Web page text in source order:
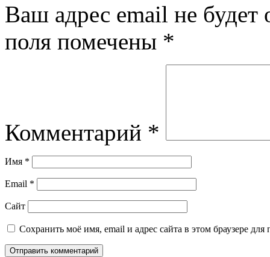
Ваш адрес email не будет
поля помечены *
Комментарий *
Имя *
Email *
Сайт
Сохранить моё имя, email и адрес сайта в этом браузере